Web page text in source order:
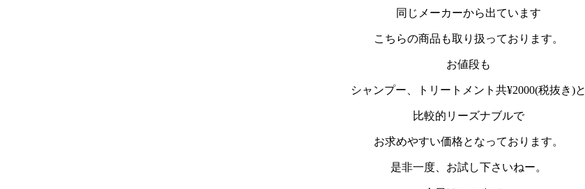
同じメーカーから出ています
こちらの商品も取り扱っております。
お値段も
シャンプー、トリートメント共¥2000(税抜き)と
比較的リーズナブルで
お求めやすい価格となっております。
是非一度、お試し下さいねー。